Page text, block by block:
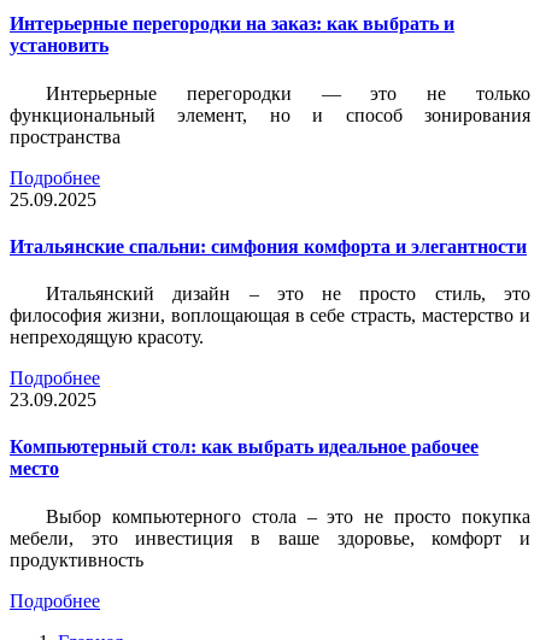
Интерьерные перегородки на заказ: как выбрать и
установить
Интерьерные перегородки — это не только
функциональный элемент, но и способ зонирования
пространства
Подробнее
25.09.2025
Итальянские спальни: симфония комфорта и элегантности
Итальянский дизайн – это не просто стиль, это
философия жизни, воплощающая в себе страсть, мастерство и
непреходящую красоту.
Подробнее
23.09.2025
Компьютерный стол: как выбрать идеальное рабочее
место
Выбор компьютерного стола – это не просто покупка
мебели, это инвестиция в ваше здоровье, комфорт и
продуктивность
Подробнее